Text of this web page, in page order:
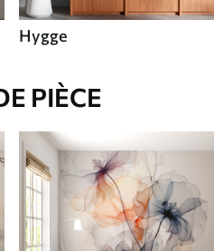
Hygge
PIÈCE